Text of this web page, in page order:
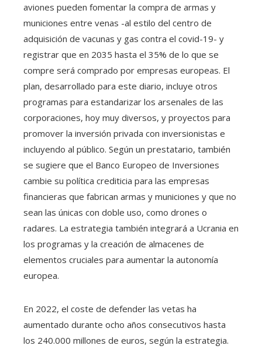
aviones pueden fomentar la compra de armas y
municiones entre venas -al estilo del centro de
adquisición de vacunas y gas contra el covid-19- y
registrar que en 2035 hasta el 35% de lo que se
compre será comprado por empresas europeas. El
plan, desarrollado para este diario, incluye otros
programas para estandarizar los arsenales de las
corporaciones, hoy muy diversos, y proyectos para
promover la inversión privada con inversionistas e
incluyendo al público. Según un prestatario, también
se sugiere que el Banco Europeo de Inversiones
cambie su política crediticia para las empresas
financieras que fabrican armas y municiones y que no
sean las únicas con doble uso, como drones o
radares. La estrategia también integrará a Ucrania en
los programas y la creación de almacenes de
elementos cruciales para aumentar la autonomía
europea.
En 2022, el coste de defender las vetas ha
aumentado durante ocho años consecutivos hasta
los 240.000 millones de euros, según la estrategia.